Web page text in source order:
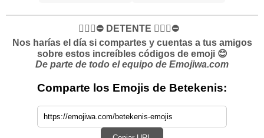
✋🏻🛑⛔️ DETENTE ✋🏻🛑⛔️
Nos harías el día si compartes y cuentas a tus amigos
sobre estos increíbles códigos de emoji 😊
De parte de todo el equipo de Emojiwa.com
Comparte los Emojis de Betekenis: